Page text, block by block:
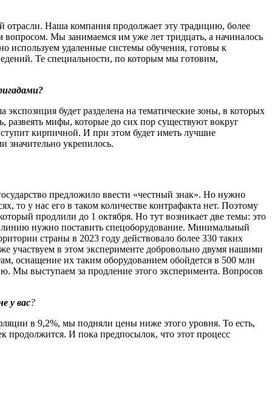
отрасли. Наша компания продолжает эту традицию, более
Мы занимаемся им уже лет тридцать, а начиналось
используем удаленные системы обучения, готовы к
Те специальности, по которым мы готовим,
будет разделена на тематические зоны, в которых
мифы, которые до сих пор существуют вокруг
кирпичной. И при этом будет иметь лучшие
значительно укрепилось.
предложило ввести «честный знак». Но нужно
то у нас его в таком количестве контрафакта нет. Поэтому
продлили до 1 октября. Но тут возникает две темы: это
линию нужно поставить спецоборудование. Минимальный
страны в 2023 году действовало более 330 таких
участвуем в этом эксперименте добровольно двумя нашими
оснащение их таким оборудованием обойдется в 500 млн
Мы выступаем за продление этого эксперимента. Вопросов
у вас?
в 9,2%, мы подняли цены ниже этого уровня. То есть,
продолжится. И пока предпосылок, что этот процесс